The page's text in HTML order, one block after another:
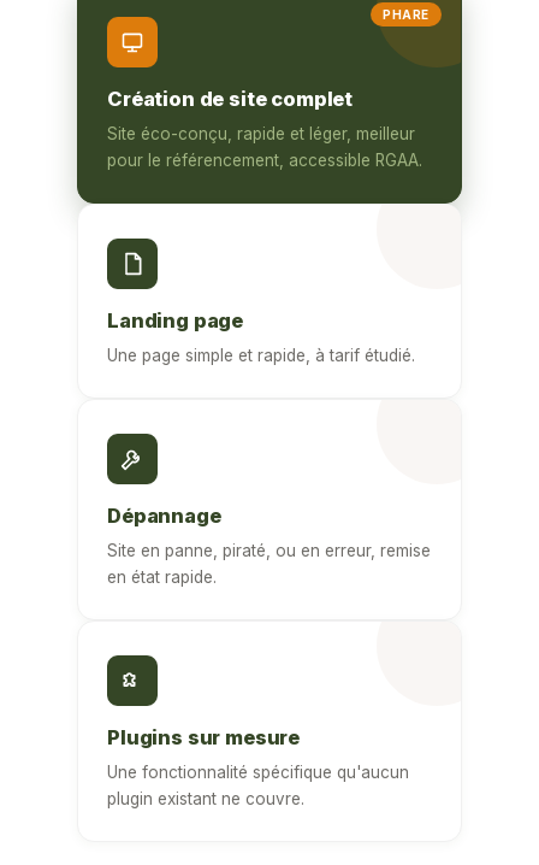
PHARE
Création de site complet
Site éco-conçu, rapide et léger, meilleur
pour le référencement, accessible RGAA.
Landing page
Une page simple et rapide, à tarif étudié.
Dépannage
Site en panne, piraté, ou en erreur, remise
en état rapide.
Plugins sur mesure
Une fonctionnalité spécifique qu'aucun
plugin existant ne couvre.